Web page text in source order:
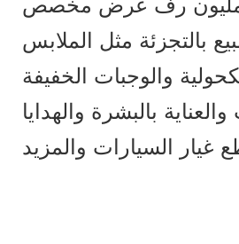
بالتجزئة مثل الملابس
والوجبات الخفيفة
بالبشرة والهدايا